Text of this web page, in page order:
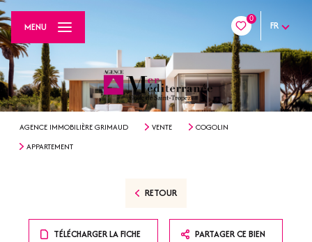
0
FR
MENU
AGENCE IMMOBILIÈRE GRIMAUD VENTE
COGOLIN
APPARTEMENT
RETOUR
TÉLÉCHARGER LA FICHE PARTAGER CE BIEN